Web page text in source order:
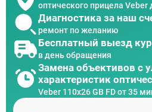
оптического прицела Veber
Диагностика за наш
ремонт по желанию
Бесплатный выезд
в день обращения
Замена объективов с
характеристик
Veber 110х26 GB FD от 35